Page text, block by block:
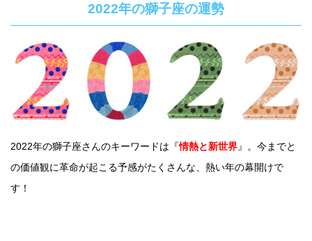
2022年の獅子座の運勢
2022年の獅子座さんのキーワードは『情熱と新世界』。今までと
の価値観に革命が起こる予感がたくさんな、熱い年の幕開けで
す！